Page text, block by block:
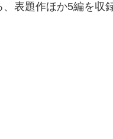
表題作ほか5編を収